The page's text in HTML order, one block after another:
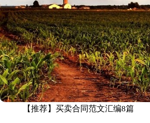
【推荐】买卖合同范文汇编8篇